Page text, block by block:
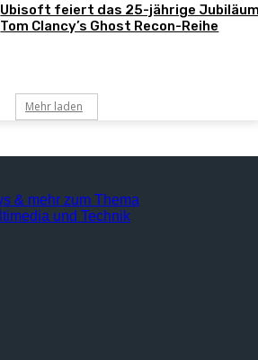
Ubisoft feiert das 25-jährige
Tom Clancy’s Ghost Recon-Reihe
Mehr laden